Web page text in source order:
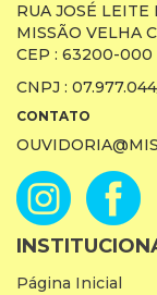
RUA JOSÉ
MISSÃO VELHA
CEP : 63200-000
CNPJ :
CONTATO
Página Inicial